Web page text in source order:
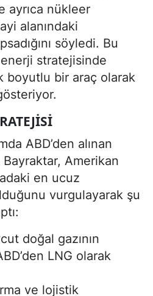
ayrıca nükleer
alanındaki
söyledi. Bu
stratejisinde
boyutlu bir araç olarak
ABD’den alınan
Amerikan
en ucuz
vurgulayarak şu
doğal gazının
LNG olarak
ve lojistik